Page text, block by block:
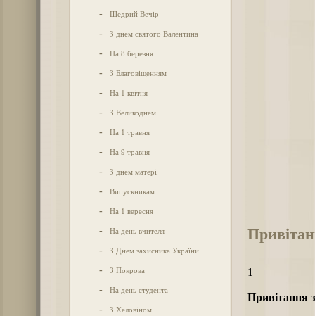
- Щедрий Вечір
- З днем святого Валентина
- На 8 березня
- З Благовіщенням
- На 1 квітня
- З Великоднем
- На 1 травня
- На 9 травня
- З днем матері
- Випускникам
- На 1 вересня
- На день вчителя
- З Днем захисника України
- З Покрова
- На день студента
- З Хеловіном
1
Привітання